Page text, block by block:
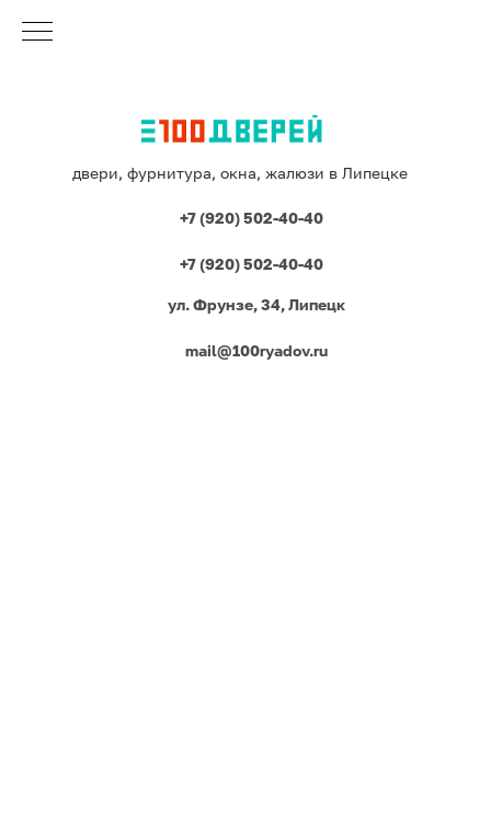
двери, фурнитура, окна, жалюзи в Липецке
+7 (920) 502-40-40
+7 (920) 502-40-40
ул. Фрунзе, 34, Липецк
mail@100ryadov.ru